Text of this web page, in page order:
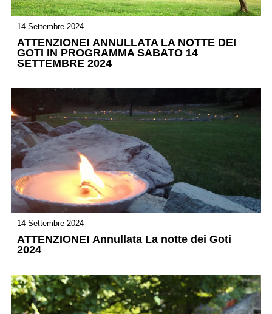
14 Settembre 2024
ATTENZIONE! ANNULLATA LA NOTTE DEI
GOTI IN PROGRAMMA SABATO 14
SETTEMBRE 2024
14 Settembre 2024
ATTENZIONE! Annullata La notte dei Goti
2024